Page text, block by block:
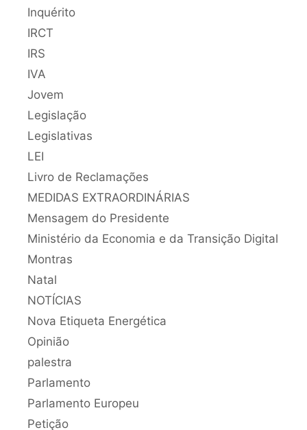
Inquérito
IRCT
IRS
IVA
Jovem
Legislação
Legislativas
LEI
Livro de Reclamações
MEDIDAS EXTRAORDINÁRIAS
Mensagem do Presidente
Ministério da Economia e da Transição Digital
Montras
Natal
NOTÍCIAS
Nova Etiqueta Energética
Opinião
palestra
Parlamento
Parlamento Europeu
Petição